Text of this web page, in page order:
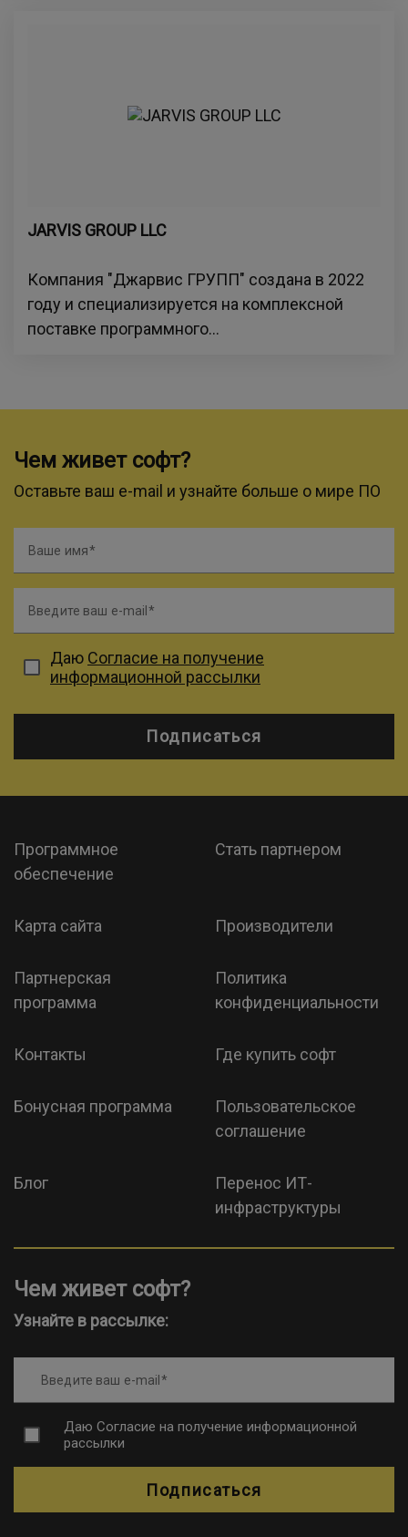
JARVIS GROUP LLC
Компания "Джарвис ГРУПП" создана в 2022
году и специализируется на комплексной
поставке программного...
Чем живет софт?
Оставьте ваш e-mail и узнайте больше о мире ПО
Ваше имя
Введите ваш e-mail
Даю Согласие на получение
информационной рассылки
Подписаться
Программное
обеспечение
Стать партнером
Карта сайта Производители
Партнерская
программа
Политика
конфиденциальности
Контакты Где купить софт
Бонусная программа
Пользовательское
соглашение
Блог
Перенос ИТ-
инфраструктуры
Чем живет софт?
Узнайте в рассылке:
Введите ваш e-mail
Даю Согласие на получение информационной
рассылки
Подписаться